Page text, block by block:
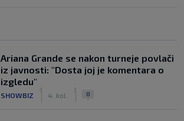
Ariana Grande se nakon turneje povlači
iz javnosti: "Dosta joj je komentara o
izgledu"
SHOWBIZ 4. kol. 0